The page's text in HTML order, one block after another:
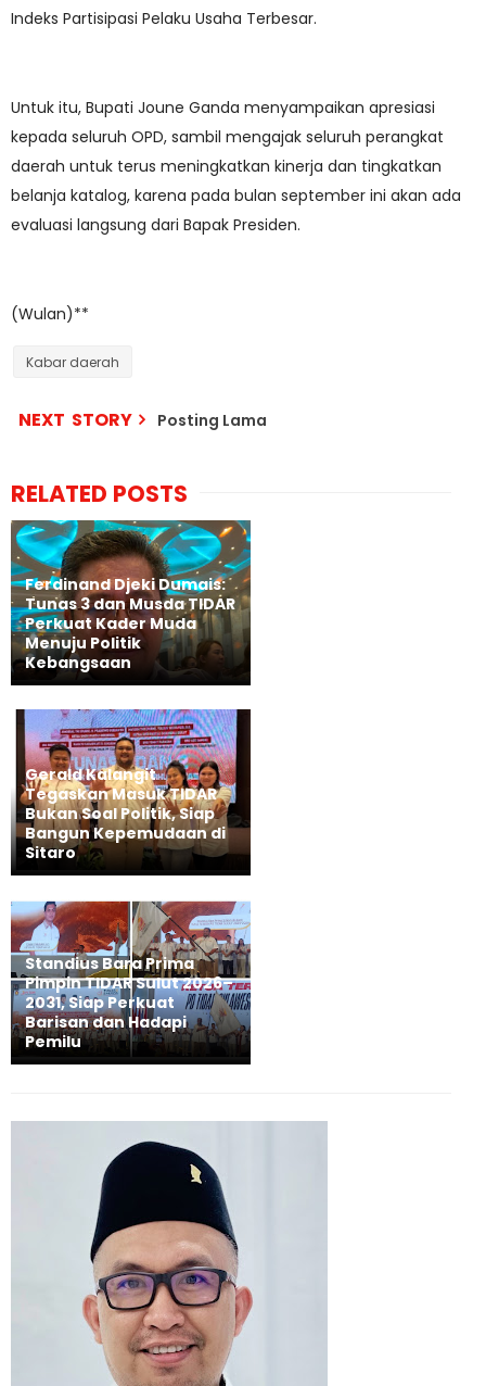
Indeks Partisipasi Pelaku Usaha Terbesar.
Untuk itu, Bupati Joune Ganda menyampaikan apresiasi
kepada seluruh OPD, sambil mengajak seluruh perangkat
daerah untuk terus meningkatkan kinerja dan tingkatkan
belanja katalog, karena pada bulan september ini akan ada
evaluasi langsung dari Bapak Presiden.
(Wulan)**
Kabar daerah
NEXT STORY Posting Lama
RELATED POSTS
Ferdinand Djeki Dumais:
Tunas 3 dan Musda TIDAR
Perkuat Kader Muda
Menuju Politik
Kebangsaan
Gerald Kalangit
Tegaskan Masuk TIDAR
Bukan Soal Politik, Siap
Bangun Kepemudaan di
Sitaro
Standius Bara Prima
Pimpin TIDAR Sulut 2026–
2031, Siap Perkuat
Barisan dan Hadapi
Pemilu